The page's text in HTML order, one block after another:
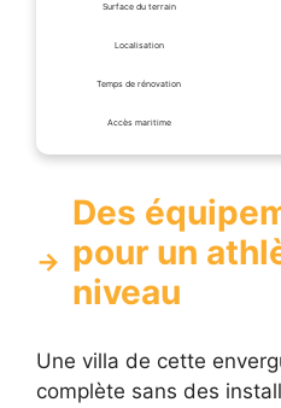
Surface du terrain
Localisation
Temps de rénovation
Accès maritime
Des
pour un
niveau
Une villa de cette
complète sans des